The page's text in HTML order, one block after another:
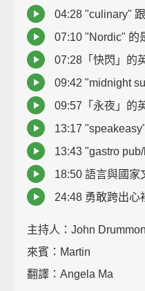
04:28​ "culinary"
07:10​ "Nordic" 的
07:28​「快閃」的
09:42 "midnight
09:57​「永夜」的
13:17​
13:43​ "gastro
18:50​ 語言與國家
24:48​ 勇敢跨出心
主持人：John
來賓：Martin
翻譯：Angela Ma